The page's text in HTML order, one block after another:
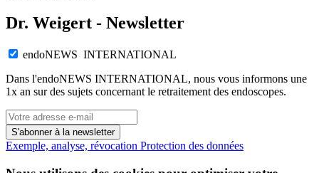
Dr. Weigert - Newsletter
endoNEWS INTERNATIONAL
Dans l'endoNEWS INTERNATIONAL, nous vous informons une
1x an sur des sujets concernant le retraitement des endoscopes.
S'abonner à la newsletter
Exemple, analyse, révocation Protection des données